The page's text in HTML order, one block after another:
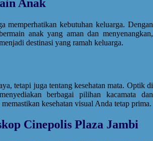
Anak
memperhatikan kebutuhan keluarga. Dengan
anak yang aman dan menyenangkan,
destinasi yang ramah keluarga.
tetapi juga tentang kesehatan mata. Optik di
berbagai pilihan kacamata dan
kesehatan visual Anda tetap prima.
Cinepolis Plaza Jambi